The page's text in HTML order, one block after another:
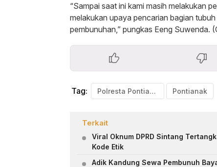
“Sampai saat ini kami masih melakukan
melakukan upaya pencarian bagian
pembunuhan,” pungkas Eeng Suwenda.
Tag: Polresta Pontianak Pontianak
Terkait
Viral Oknum DPRD Sintang
Kode Etik
Adik Kandung Sewa Pembunuh